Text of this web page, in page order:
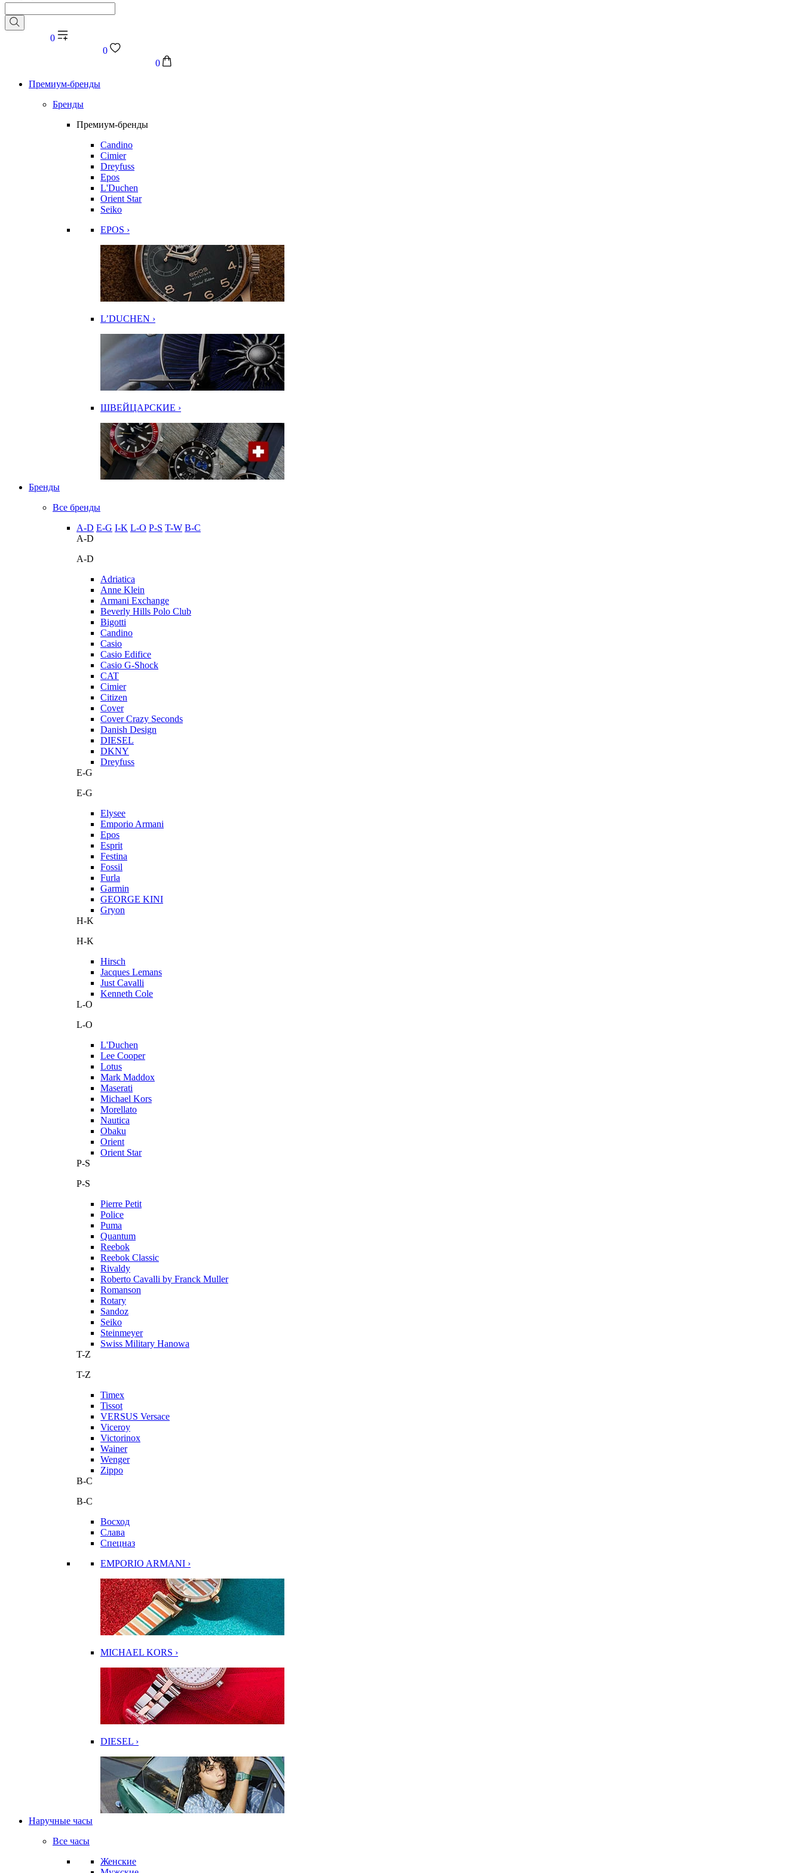
0
0
0
Премиум-бренды
Бренды
Премиум-бренды
Candino
Cimier
Dreyfuss
Epos
L'Duchen
Orient Star
Seiko
EPOS ›
L’DUCHEN ›
ШВЕЙЦАРСКИЕ ›
Бренды
Все бренды
A-D E-G I-K L-O P-S T-W В-С
A-D
A-D
Adriatica
Anne Klein
Armani Exchange
Beverly Hills Polo Club
Bigotti
Candino
Casio
Casio Edifice
Casio G-Shock
CAT
Cimier
Citizen
Cover
Cover Crazy Seconds
Danish Design
DIESEL
DKNY
Dreyfuss
E-G
E-G
Elysee
Emporio Armani
Epos
Esprit
Festina
Fossil
Furla
Garmin
GEORGE KINI
Gryon
H-K
H-K
Hirsch
Jacques Lemans
Just Cavalli
Kenneth Cole
L-O
L-O
L'Duchen
Lee Cooper
Lotus
Mark Maddox
Maserati
Michael Kors
Morellato
Nautica
Obaku
Orient
Orient Star
P-S
P-S
Pierre Petit
Police
Puma
Quantum
Reebok
Reebok Classic
Rivaldy
Roberto Cavalli by Franck Muller
Romanson
Rotary
Sandoz
Seiko
Steinmeyer
Swiss Military Hanowa
T-Z
T-Z
Timex
Tissot
VERSUS Versace
Viceroy
Victorinox
Wainer
Wenger
Zippo
В-С
В-С
Восход
Слава
Спецназ
EMPORIO ARMANI ›
MICHAEL KORS ›
DIESEL ›
Наручные часы
Все часы
Женские